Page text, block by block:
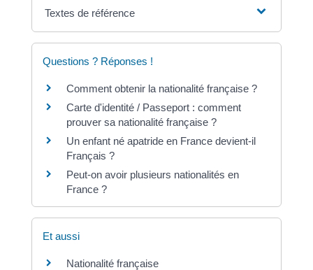
Textes de référence
Questions ? Réponses !
Comment obtenir la nationalité française ?
Carte d'identité / Passeport : comment
prouver sa nationalité française ?
Un enfant né apatride en France devient-il
Français ?
Peut-on avoir plusieurs nationalités en
France ?
Et aussi
Nationalité française